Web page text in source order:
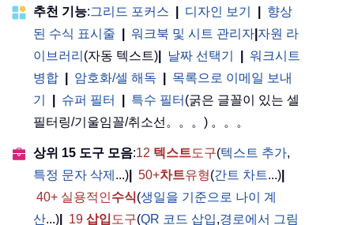
추천 기능:그리드 포커스 디자인 보기
향상
된 수식 표시줄
워크북 및 시트 관리자 자원 라
이브러리 (자동 텍스트) 날짜 선택기
워크시트
병합
암호화/셀 해독
목록으로 이메일 보내
기
슈퍼 필터 특수 필터 (굵은 글꼴이 있는 셀
필터링/기울임꼴/취소선。。。) 。。。
상위 15 도구 모음:12 텍스트도구(텍스트 추가,
특정 문자 삭제 ...) 50+차트유형(간트 차트...)
40+ 실용적인수식(생일을 기준으로 나이 계
산...) 19 삽입 도구(QR 코드 삽입,경로에서 그림